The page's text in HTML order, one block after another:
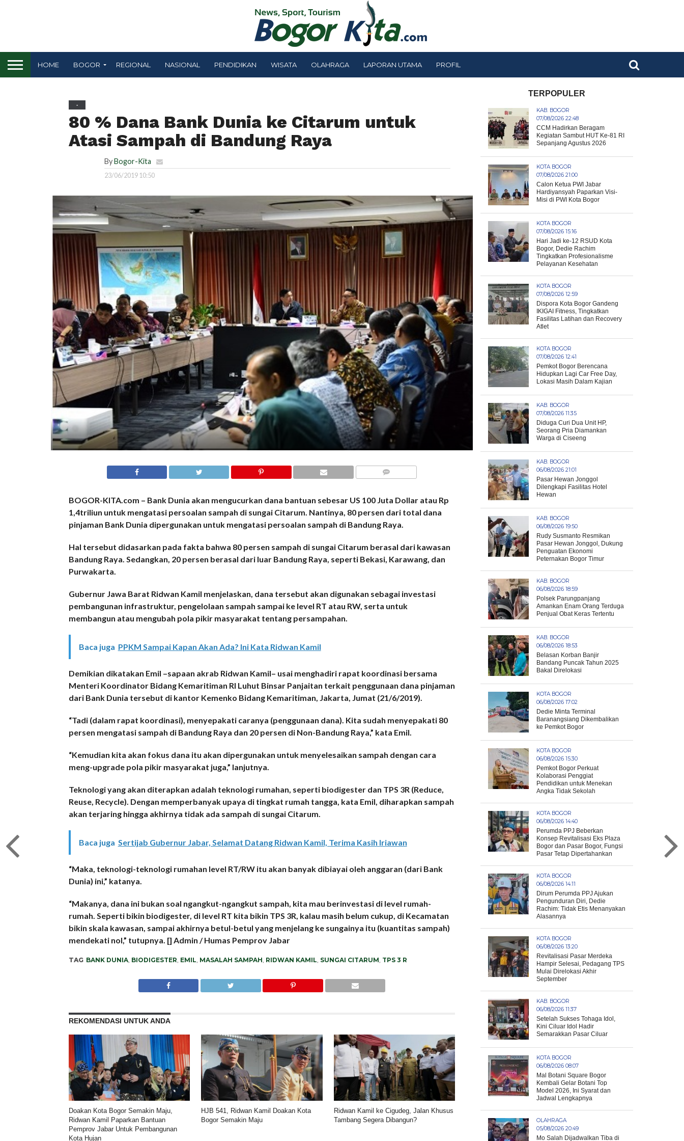
HOME BOGOR REGIONAL NASIONAL PENDIDIKAN WISATA OLAHRAGA LAPORAN UTAMA PROFIL
-
80 % Dana Bank Dunia ke Citarum untuk
Atasi Sampah di Bandung Raya
ByBogor-Kita
23/06/2019 10:50
BOGOR-KITA.com – Bank Dunia akan mengucurkan dana bantuan sebesar US 100 Juta Dollar atau Rp
1,4triliun untuk mengatasi persoalan sampah di sungai Citarum. Nantinya, 80 persen dari total dana
pinjaman Bank Dunia dipergunakan untuk mengatasi persoalan sampah di Bandung Raya.
Hal tersebut didasarkan pada fakta bahwa 80 persen sampah di sungai Citarum berasal dari kawasan
Bandung Raya. Sedangkan, 20 persen berasal dari luar Bandung Raya, seperti Bekasi, Karawang, dan
Purwakarta.
Gubernur Jawa Barat Ridwan Kamil menjelaskan, dana tersebut akan digunakan sebagai investasi
pembangunan infrastruktur, pengelolaan sampah sampai ke level RT atau RW, serta untuk
membangun atau mengubah pola pikir masyarakat tentang persampahan.
Baca juga PPKM Sampai Kapan Akan Ada? Ini Kata Ridwan Kamil
Demikian dikatakan Emil –sapaan akrab Ridwan Kamil– usai menghadiri rapat koordinasi bersama
Menteri Koordinator Bidang Kemaritiman RI Luhut Binsar Panjaitan terkait penggunaan dana pinjaman
dari Bank Dunia tersebut di kantor Kemenko Bidang Kemaritiman, Jakarta, Jumat (21/6/2019).
“Tadi (dalam rapat koordinasi), menyepakati caranya (penggunaan dana). Kita sudah menyepakati 80
persen mengatasi sampah di Bandung Raya dan 20 persen di Non-Bandung Raya,” kata Emil.
“Kemudian kita akan fokus dana itu akan dipergunakan untuk menyelesaikan sampah dengan cara
meng-upgrade pola pikir masyarakat juga,” lanjutnya.
Teknologi yang akan diterapkan adalah teknologi rumahan, seperti biodigester dan TPS 3R (Reduce,
Reuse, Recycle). Dengan memperbanyak upaya di tingkat rumah tangga, kata Emil, diharapkan sampah
akan terjaring hingga akhirnya tidak ada sampah di sungai Citarum.
Baca juga Sertijab Gubernur Jabar, Selamat Datang Ridwan Kamil, Terima Kasih Iriawan
“Maka, teknologi-teknologi rumahan level RT/RW itu akan banyak dibiayai oleh anggaran (dari Bank
Dunia) ini,” katanya.
“Makanya, dana ini bukan soal ngangkut-ngangkut sampah, kita mau berinvestasi di level rumah-
rumah. Seperti bikin biodigester, di level RT kita bikin TPS 3R, kalau masih belum cukup, di Kecamatan
bikin skala kawasan, sampai akhirnya betul-betul yang menjelang ke sungainya itu (kuantitas sampah)
mendekati nol,” tutupnya. [] Admin / Humas Pemprov Jabar
TAG BANK DUNIA, BIODIGESTER, EMIL, MASALAH SAMPAH, RIDWAN KAMIL, SUNGAI CITARUM, TPS 3 R
REKOMENDASI UNTUK ANDA
Doakan Kota Bogor Semakin Maju,
Ridwan Kamil Paparkan Bantuan
Pemprov Jabar Untuk Pembangunan
Kota Hujan
HJB 541, Ridwan Kamil Doakan Kota
Bogor Semakin Maju
Ridwan Kamil ke Cigudeg, Jalan Khusus
Tambang Segera Dibangun?
TERPOPULER
KAB. BOGOR
07/08/2026 22:48
CCM Hadirkan Beragam
Kegiatan Sambut HUT Ke-81 RI
Sepanjang Agustus 2026
KOTA BOGOR
07/08/2026 21:00
Calon Ketua PWI Jabar
Hardiyansyah Paparkan Visi-
Misi di PWI Kota Bogor
KOTA BOGOR
07/08/2026 15:16
Hari Jadi ke-12 RSUD Kota
Bogor, Dedie Rachim
Tingkatkan Profesionalisme
Pelayanan Kesehatan
KOTA BOGOR
07/08/2026 12:59
Dispora Kota Bogor Gandeng
IKIGAI Fitness, Tingkatkan
Fasilitas Latihan dan Recovery
Atlet
KOTA BOGOR
07/08/2026 12:41
Pemkot Bogor Berencana
Hidupkan Lagi Car Free Day,
Lokasi Masih Dalam Kajian
KAB. BOGOR
07/08/2026 11:35
Diduga Curi Dua Unit HP,
Seorang Pria Diamankan
Warga di Ciseeng
KAB. BOGOR
06/08/2026 21:01
Pasar Hewan Jonggol
Dilengkapi Fasilitas Hotel
Hewan
KAB. BOGOR
06/08/2026 19:50
Rudy Susmanto Resmikan
Pasar Hewan Jonggol, Dukung
Penguatan Ekonomi
Peternakan Bogor Timur
KAB. BOGOR
06/08/2026 18:59
Polsek Parungpanjang
Amankan Enam Orang Terduga
Penjual Obat Keras Tertentu
KAB. BOGOR
06/08/2026 18:53
Belasan Korban Banjir
Bandang Puncak Tahun 2025
Bakal Direlokasi
KOTA BOGOR
06/08/2026 17:02
Dedie Minta Terminal
Baranangsiang Dikembalikan
ke Pemkot Bogor
KOTA BOGOR
06/08/2026 15:30
Pemkot Bogor Perkuat
Kolaborasi Penggiat
Pendidikan untuk Menekan
Angka Tidak Sekolah
KOTA BOGOR
06/08/2026 14:40
Perumda PPJ Beberkan
Konsep Revitalisasi Eks Plaza
Bogor dan Pasar Bogor, Fungsi
Pasar Tetap Dipertahankan
KOTA BOGOR
06/08/2026 14:11
Dirum Perumda PPJ Ajukan
Pengunduran Diri, Dedie
Rachim: Tidak Etis Menanyakan
Alasannya
KOTA BOGOR
06/08/2026 13:20
Revitalisasi Pasar Merdeka
Hampir Selesai, Pedagang TPS
Mulai Direlokasi Akhir
September
KAB. BOGOR
06/08/2026 11:37
Setelah Sukses Tohaga Idol,
Kini Ciluar Idol Hadir
Semarakkan Pasar Ciluar
KOTA BOGOR
06/08/2026 08:07
Mal Botani Square Bogor
Kembali Gelar Botani Top
Model 2026, Ini Syarat dan
Jadwal Lengkapnya
OLAHRAGA
05/08/2026 20:49
Mo Salah Dijadwalkan Tiba di